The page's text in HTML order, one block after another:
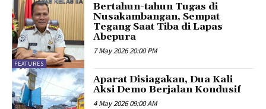
FEATURES
Bertahun-tahun Tugas di
Nusakambangan, Sempat
Tegang Saat Tiba di Lapas
Abepura
7 May 2026 20:00 PM
Aparat Disiagakan, Dua Kali
Aksi Demo Berjalan Kondusif
4 May 2026 09:00 AM